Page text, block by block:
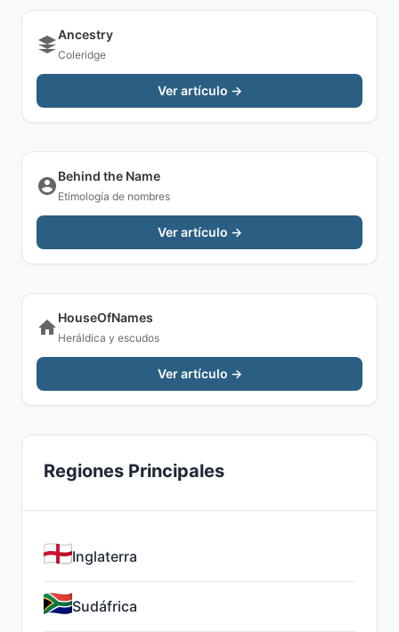
Ancestry
Coleridge
Ver artículo →
Behind the Name
Etimología de nombres
Ver artículo →
HouseOfNames
Heráldica y escudos
Ver artículo →
Regiones Principales
Inglaterra
Sudáfrica